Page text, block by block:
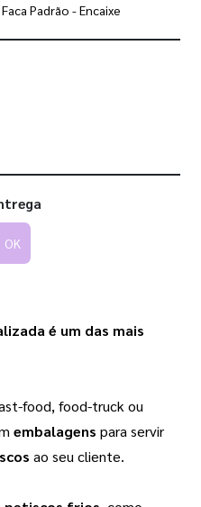
Faca Padrão - Encaixe
os nossos gabaritos
OK
é um das mais
food, food-truck ou
embalagens para servir
ao seu cliente.